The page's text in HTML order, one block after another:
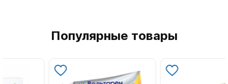
Популярные товары